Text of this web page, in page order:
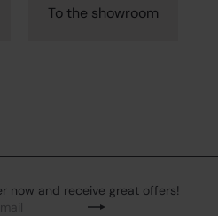
To the showroom
now and receive great offers!
Subscribe